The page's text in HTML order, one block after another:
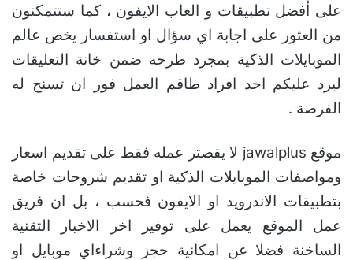
على أفضل تطبيقات و العاب الايفون ، كما ستتمكنون
من العثور على اجابة اي سؤال او استفسار يخص عالم
الموبايلات الذكية بمجرد طرحه ضمن خانة التعليقات
ليرد عليكم احد افراد طاقم العمل فور ان تسنح له
الفرصة .
موقع jawalplus لا يقصتر عمله فقط على تقديم اسعار
ومواصفات الموبايلات الذكية او تقديم شروحات خاصة
بتطبيقات الاندرويد او الايفون فحسب ، بل ان فريق
عمل الموقع يعمل على توفير اخر الاخبار التقنية
الساخنة فضلا عن امكانية حجز وشراءاي موبايل او